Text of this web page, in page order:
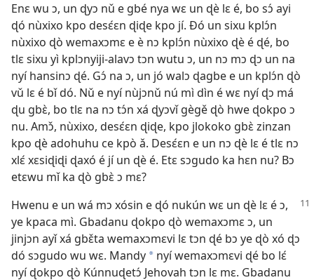
Enɛ wu ɔ, un ɖyɔ nǔ e gbé nya wɛ un ɖè lɛ é, bo sɔ́ ayi
ɖó nùxixo kpo desɛ́ɛn ɖiɖe kpo jí. Ðó un sixu kplɔ́n
nùxixo ɖò wemaxɔmɛ e è nɔ kplɔ́n nùxixo ɖè é ɖé, bo
tlɛ sixu yì kplɔnyiji-alavɔ tɔn wutu ɔ, un nɔ mɔ ɖɔ un na
nyí hansinɔ ɖé. Gɔ́ na ɔ, un jó walɔ ɖagbe e un kplɔ́n ɖò
vǔ lɛ é bǐ dó. Nǔ e nyí nùjɔnǔ nú mì dìn é wɛ nyí ɖɔ má
ɖu gbɛ̀, bo tlɛ na nɔ tɔ́n xá ɖyɔvǐ gègě ɖò hwe ɖokpo ɔ
nu. Amɔ̌, nùxixo, desɛ́ɛn ɖiɖe, kpo jlokoko gbɛ̀ zinzan
kpo ɖè adohuhu ce kpò ǎ. Desɛ́ɛn e un nɔ ɖè lɛ é tlɛ nɔ
xlɛ́ xɛsiɖiɖi ɖaxó é jí un ɖè é. Etɛ sɔgudo ka hɛn nu? Bɔ
etɛwu mǐ ka ɖò gbɛ̀ ɔ mɛ?
Hwenu e un wá mɔ xósin e ɖó nukún wɛ un ɖè lɛ é ɔ,
ye kpaca mì. Gbadanu ɖokpo ɖò wemaxɔmɛ ɔ, un
jinjɔn ayǐ xá gbɛ̌ta wemaxɔmɛvi lɛ tɔn ɖé bɔ ye ɖò xó ɖɔ
dó sɔgudo wu wɛ. Mandy * nyí wemaxɔmɛvi ɖé bo lɛ́
nyí ɖokpo ɖò Kúnnuɖetɔ́ Jehovah tɔn lɛ mɛ. Gbadanu